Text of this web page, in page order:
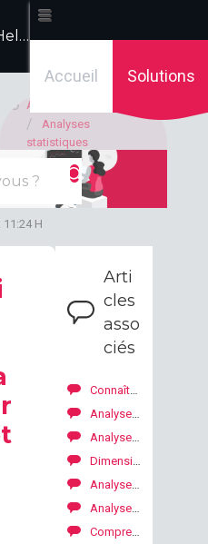
Kwanko Advertiser Help Desk
Accueil Solutions
Accueil des solutions
Analyses
statistiques
Statistiques: analyses
recommandées
11:24 H
Arti
cles
asso
ciés
Connaître les supports les plus utilisés pour optimiser la diffusion
Analyser vos performances par diffuseur et typologie
Analyser vos performances par diffuseur
Dimensions par conversions (lead, vente, download)
Analyser vos perfomances par objets de tracking
Analyser vos performances par temps
Comprendre d’où viennent mes conversions